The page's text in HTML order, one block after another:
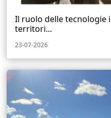
Il ruolo delle tecnologie
territori...
23-07-2026